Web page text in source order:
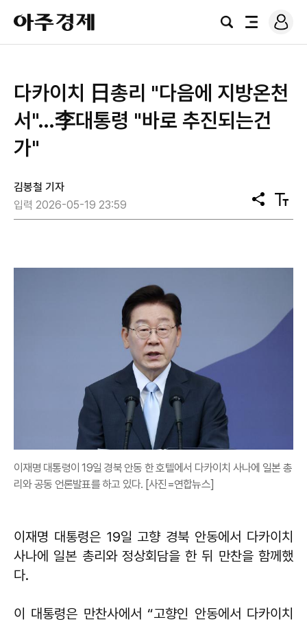
아
주
경
검
전
로
그
다카이치 日총리 "다음에 지방온천
서"…李대통령 "바로 추진되는건
가"
김봉철 기자
입력 2026-05-19 23:59
공
유
텍
스
이재명 대통령이 19일 경북 안동 한 호텔에서 다카이치 사나에 일본 총
리와 공동 언론발표를 하고 있다. [사진=연합뉴스]
이재명 대통령은 19일 고향 경북 안동에서 다카이치
사나에 일본 총리와 정상회담을 한 뒤 만찬을 함께했
다.
이 대통령은 만찬사에서 “고향인 안동에서 다카이치